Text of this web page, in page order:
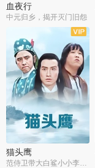
血夜行
中元归乡，揭开灭门旧怨
猫头鹰
范侍卫带大白鲨小小李破案寻妃